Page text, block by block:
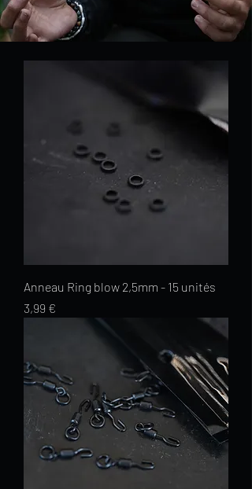
Anneau Ring blow 2,5mm - 15 unités
Prix
3,99 €